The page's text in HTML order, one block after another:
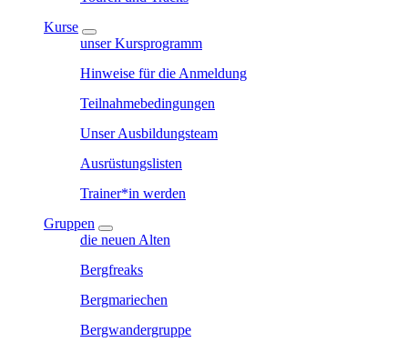
Kurse
unser Kursprogramm
Hinweise für die Anmeldung
Teilnahmebedingungen
Unser Ausbildungsteam
Ausrüstungslisten
Trainer*in werden
Gruppen
die neuen Alten
Bergfreaks
Bergmariechen
Bergwandergruppe